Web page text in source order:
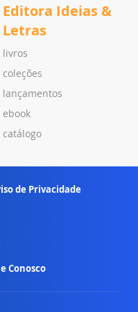
Editora Ideias &
Letras
livros
coleções
lançamentos
ebook
catálogo
de Privacidade
Conosco